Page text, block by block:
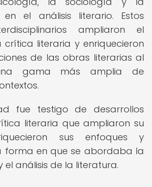
el análisis literario. Estos
ampliaron el
literaria y enriquecieron
de las obras literarias al
gama más amplia de
fue testigo de desarrollos
literaria que ampliaron su
sus enfoques y
forma en que se abordaba la
el análisis de la literatura.